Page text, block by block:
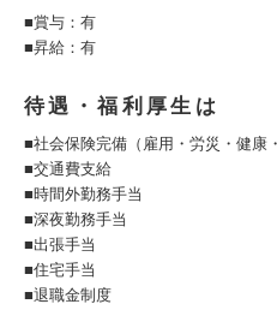
■賞与：有
■昇給：有
待遇・福利厚生は
■社会保険完備（雇用・労災・健康
■交通費支給
■時間外勤務手当
■深夜勤務手当
■出張手当
■住宅手当
■退職金制度